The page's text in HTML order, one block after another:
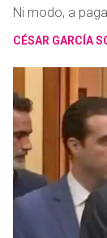
Ni modo, a
CÉSAR GARCÍA